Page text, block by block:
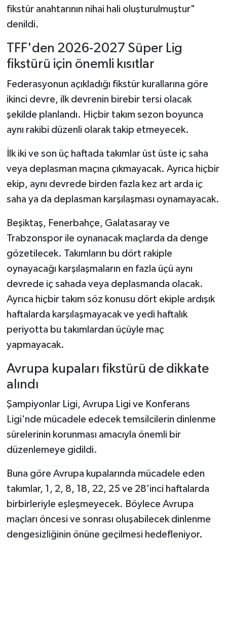
fikstür anahtarının nihai hali oluşturulmuştur"
denildi.
TFF'den 2026-2027 Süper Lig
fikstürü için önemli kısıtlar
Federasyonun açıkladığı fikstür kurallarına göre
ikinci devre, ilk devrenin birebir tersi olacak
şekilde planlandı. Hiçbir takım sezon boyunca
aynı rakibi düzenli olarak takip etmeyecek.
İlk iki ve son üç haftada takımlar üst üste iç saha
veya deplasman maçına çıkmayacak. Ayrıca hiçbir
ekip, aynı devrede birden fazla kez art arda iç
saha ya da deplasman karşılaşması oynamayacak.
Beşiktaş, Fenerbahçe, Galatasaray ve
Trabzonspor ile oynanacak maçlarda da denge
gözetilecek. Takımların bu dört rakiple
oynayacağı karşılaşmaların en fazla üçü aynı
devrede iç sahada veya deplasmanda olacak.
Ayrıca hiçbir takım söz konusu dört ekiple ardışık
haftalarda karşılaşmayacak ve yedi haftalık
periyotta bu takımlardan üçüyle maç
yapmayacak.
Avrupa kupaları fikstürü de dikkate
alındı
Şampiyonlar Ligi, Avrupa Ligi ve Konferans
Ligi'nde mücadele edecek temsilcilerin dinlenme
sürelerinin korunması amacıyla önemli bir
düzenlemeye gidildi.
Buna göre Avrupa kupalarında mücadele eden
takımlar, 1, 2, 8, 18, 22, 25 ve 28'inci haftalarda
birbirleriyle eşleşmeyecek. Böylece Avrupa
maçları öncesi ve sonrası oluşabilecek dinlenme
dengesizliğinin önüne geçilmesi hedefleniyor.